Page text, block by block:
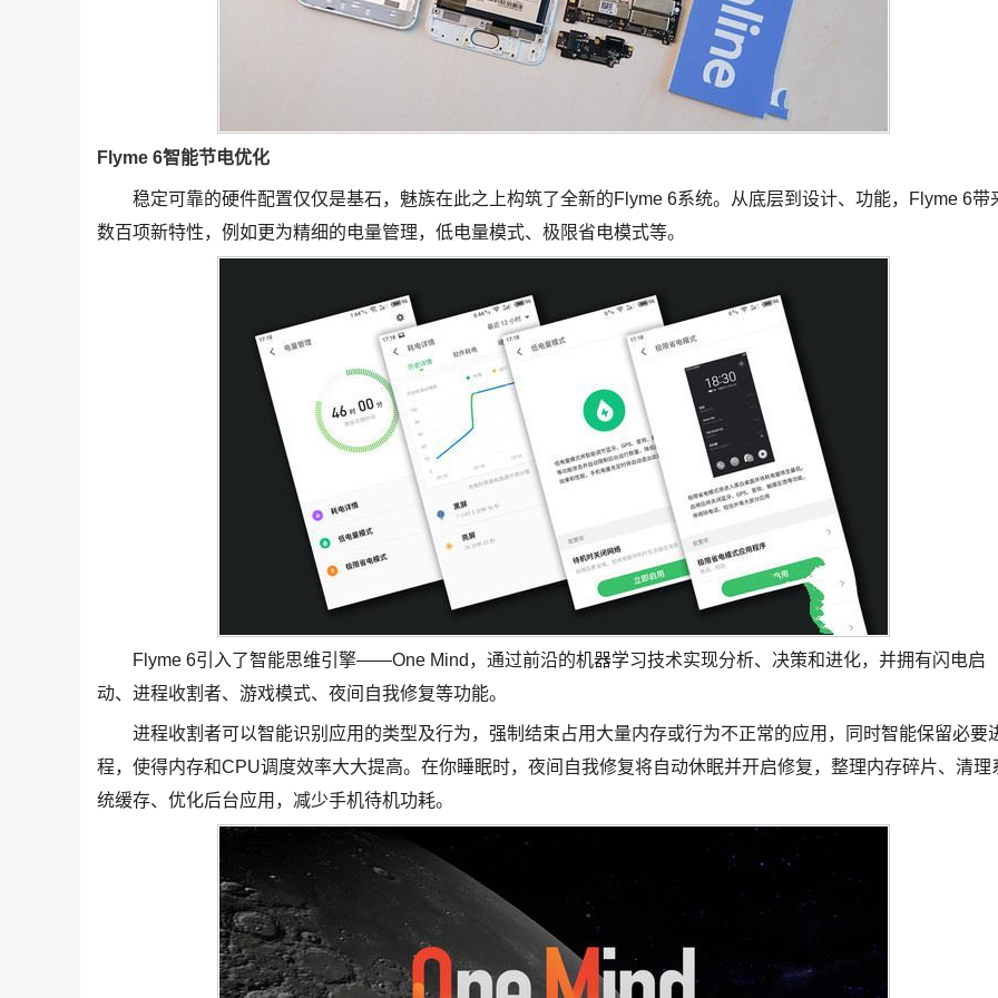
Flyme 6智能节电优化
稳定可靠的硬件配置仅仅是基石，魅族在此之上构筑了全新的Flyme 6系统。从底层到设计、功能，Flyme 6带
数百项新特性，例如更为精细的电量管理，低电量模式、极限省电模式等。
Flyme 6引入了智能思维引擎——One Mind，通过前沿的机器学习技术实现分析、决策和进化，并拥有闪电启
动、进程收割者、游戏模式、夜间自我修复等功能。
进程收割者可以智能识别应用的类型及行为，强制结束占用大量内存或行为不正常的应用，同时智能保留必要
程，使得内存和CPU调度效率大大提高。在你睡眠时，夜间自我修复将自动休眠并开启修复，整理内存碎片、清理
统缓存、优化后台应用，减少手机待机功耗。